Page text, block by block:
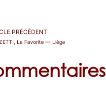
PRÉCÉDENT
La Favorite — Liège